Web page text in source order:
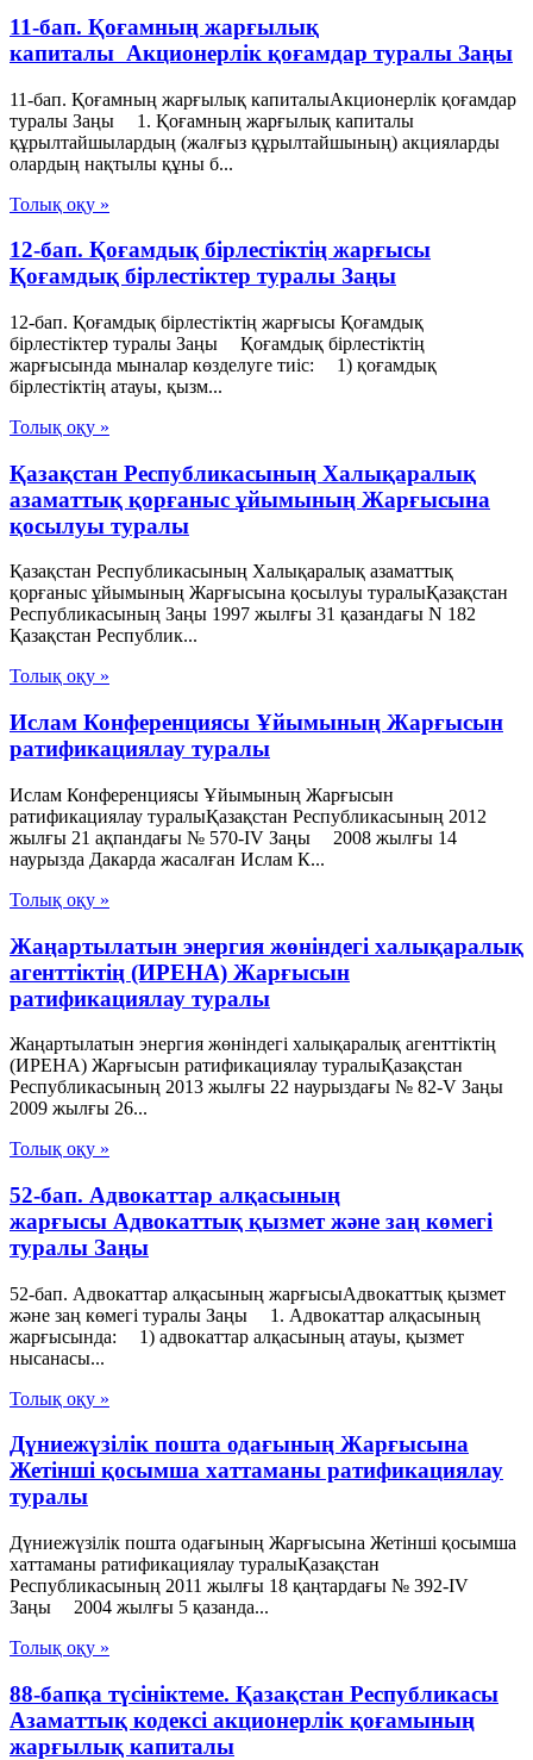
11-бап. Қоғамның жарғылық
капиталы Акционерлік қоғамдар туралы Заңы
11-бап. Қоғамның жарғылық капиталыАкционерлік қоғамдар
туралы Заңы 1. Қоғамның жарғылық капиталы
құрылтайшылардың (жалғыз құрылтайшының) акцияларды
олардың нақтылы құны б...
Толық оқу »
12-бап. Қоғамдық бірлестіктің жарғысы
Қоғамдық бiрлестiктер туралы Заңы
12-бап. Қоғамдық бірлестіктің жарғысы Қоғамдық
бiрлестiктер туралы Заңы Қоғамдық бірлестіктің
жарғысында мыналар көзделуге тиіс: 1) қоғамдық
бірлестіктің атауы, қызм...
Толық оқу »
Қазақстан Республикасының Халықаралық
азаматтық қорғаныс ұйымының Жарғысына
қосылуы туралы
Қазақстан Республикасының Халықаралық азаматтық
қорғаныс ұйымының Жарғысына қосылуы туралыҚазақстан
Республикасының Заңы 1997 жылғы 31 қазандағы N 182
Қазақстан Республик...
Толық оқу »
Ислам Конференциясы Ұйымының Жарғысын
ратификациялау туралы
Ислам Конференциясы Ұйымының Жарғысын
ратификациялау туралыҚазақстан Республикасының 2012
жылғы 21 ақпандағы № 570-IV Заңы 2008 жылғы 14
наурызда Дакарда жасалған Ислам К...
Толық оқу »
Жаңартылатын энергия жөніндегі халықаралық
агенттіктің (ИРЕНА) Жарғысын
ратификациялау туралы
Жаңартылатын энергия жөніндегі халықаралық агенттіктің
(ИРЕНА) Жарғысын ратификациялау туралыҚазақстан
Республикасының 2013 жылғы 22 наурыздағы № 82-V Заңы
2009 жылғы 26...
Толық оқу »
52-бап. Адвокаттар алқасының
жарғысы Адвокаттық қызмет және заң көмегі
туралы Заңы
52-бап. Адвокаттар алқасының жарғысыАдвокаттық қызмет
және заң көмегі туралы Заңы 1. Адвокаттар алқасының
жарғысында: 1) адвокаттар алқасының атауы, қызмет
нысанасы...
Толық оқу »
Дүниежүзілік пошта одағының Жарғысына
Жетінші қосымша хаттаманы ратификациялау
туралы
Дүниежүзілік пошта одағының Жарғысына Жетінші қосымша
хаттаманы ратификациялау туралыҚазақстан
Республикасының 2011 жылғы 18 қаңтардағы № 392-IV
Заңы 2004 жылғы 5 қазанда...
Толық оқу »
88-бапқа түсініктеме. Қазақстан Республикасы
Азаматтық кодексі акционерлік қоғамының
жарғылық капиталы